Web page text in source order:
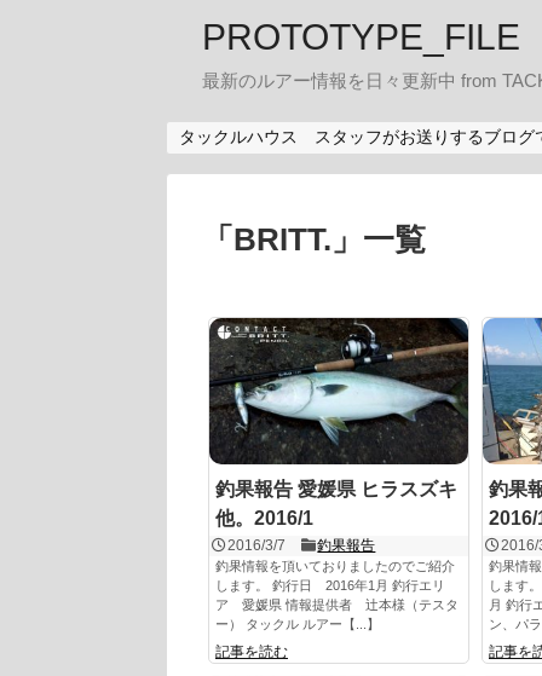
PROTOTYPE_FILE
最新のルアー情報を日々更新中 from
タックルハウス スタッフがお送りするブログ
「 BRITT. 」 一覧
釣果報告 愛媛県 ヒラスズキ
他。2016/1
2016/3/7 釣果報告
釣果情報を頂いておりましたのでご紹介
します。 釣行日 2016年1月 釣行エリ
ア 愛媛県 情報提供者 辻本様（テスタ
ー） タックル ルアー【...】
記事を読む
釣果
2016/
2016/
釣果情
します
月 釣行
ン、パ
記事を